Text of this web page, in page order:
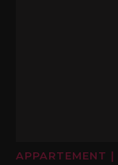
APPARTEMENT |